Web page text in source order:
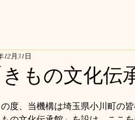
きもの文化伝
12月31日
度、当機構は埼玉県小川町の